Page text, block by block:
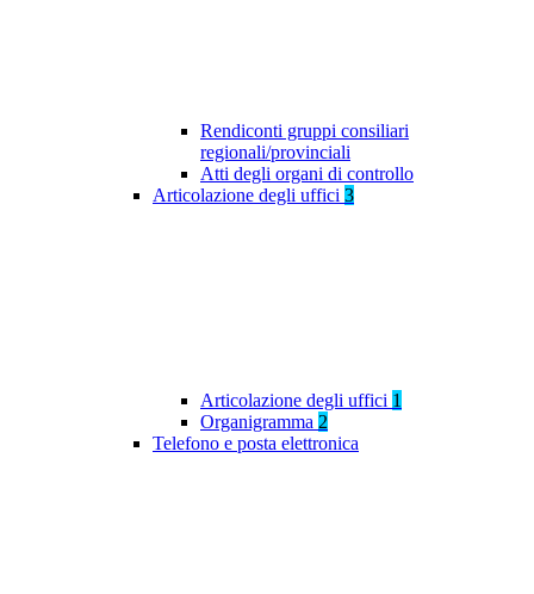
Rendiconti gruppi consiliari
regionali/provinciali
Atti degli organi di controllo
Articolazione degli uffici 3
Articolazione degli uffici 1
Organigramma 2
Telefono e posta elettronica